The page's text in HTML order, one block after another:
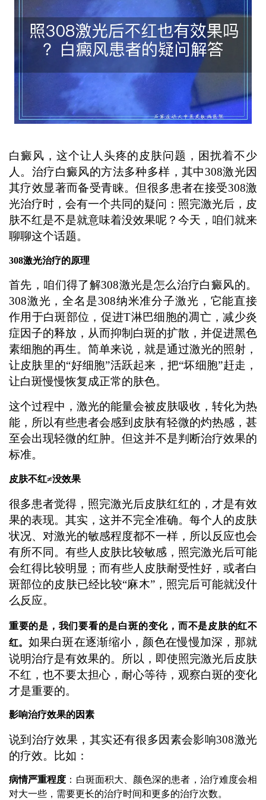
好心态及遵医嘱用药。 ...
白癜风，这个让人头疼的皮肤问题，困扰着不少
人。治疗白癜风的方法多种多样，其中308激光因
其疗效显著而备受青睐。但很多患者在接受308激
光治疗时，会有一个共同的疑问：照完激光后，皮
肤不红是不是就意味着没效果呢？今天，咱们就来
聊聊这个话题。
308激光治疗的原理
首先，咱们得了解308激光是怎么治疗白癜风的。
308激光，全名是308纳米准分子激光，它能直接
作用于白斑部位，促进T淋巴细胞的凋亡，减少炎
症因子的释放，从而抑制白斑的扩散，并促进黑色
素细胞的再生。简单来说，就是通过激光的照射，
让皮肤里的“好细胞”活跃起来，把“坏细胞”赶走，
让白斑慢慢恢复成正常的肤色。
这个过程中，激光的能量会被皮肤吸收，转化为热
能，所以有些患者会感到皮肤有轻微的灼热感，甚
至会出现轻微的红肿。但这并不是判断治疗效果的
标准。
皮肤不红≠没效果
很多患者觉得，照完激光后皮肤红红的，才是有效
果的表现。其实，这并不完全准确。每个人的皮肤
状况、对激光的敏感程度都不一样，所以反应也会
有所不同。有些人皮肤比较敏感，照完激光后可能
会红得比较明显；而有些人皮肤耐受性好，或者白
斑部位的皮肤已经比较“麻木”，照完后可能就没什
么反应。
重要的是，我们要看的是白斑的变化，而不是皮肤的红不
红。 如果白斑在逐渐缩小，颜色在慢慢加深，那就
说明治疗是有效果的。所以，即使照完激光后皮肤
不红，也不要太担心，耐心等待，观察白斑的变化
才是重要的。
影响治疗效果的因素
说到治疗效果，其实还有很多因素会影响308激光
的疗效。比如：
病情严重程度 ：白斑面积大、颜色深的患者，治疗难度会相
对大一些，需要更长的治疗时间和更多的治疗次数。